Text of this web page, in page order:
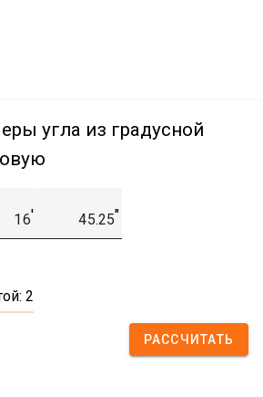
угла из градусной
′ ″
2
РАССЧИТАТЬ